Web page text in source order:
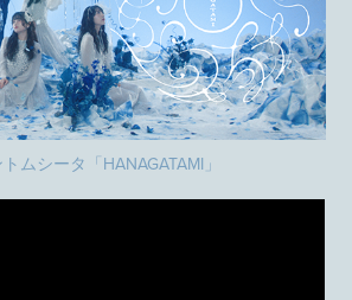
ムシータ「HANAGATAMI」